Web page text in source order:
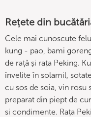
Rețete din
Cele mai cunoscute
kung - pao, bami
de rață și rața Peking.
învelite în solamil,
cu sos de soia, vin rosu
preparat din piept de
si condimente. Rața